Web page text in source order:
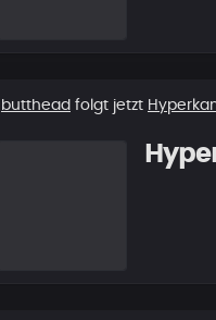
Neuer
butthead folgt jetzt